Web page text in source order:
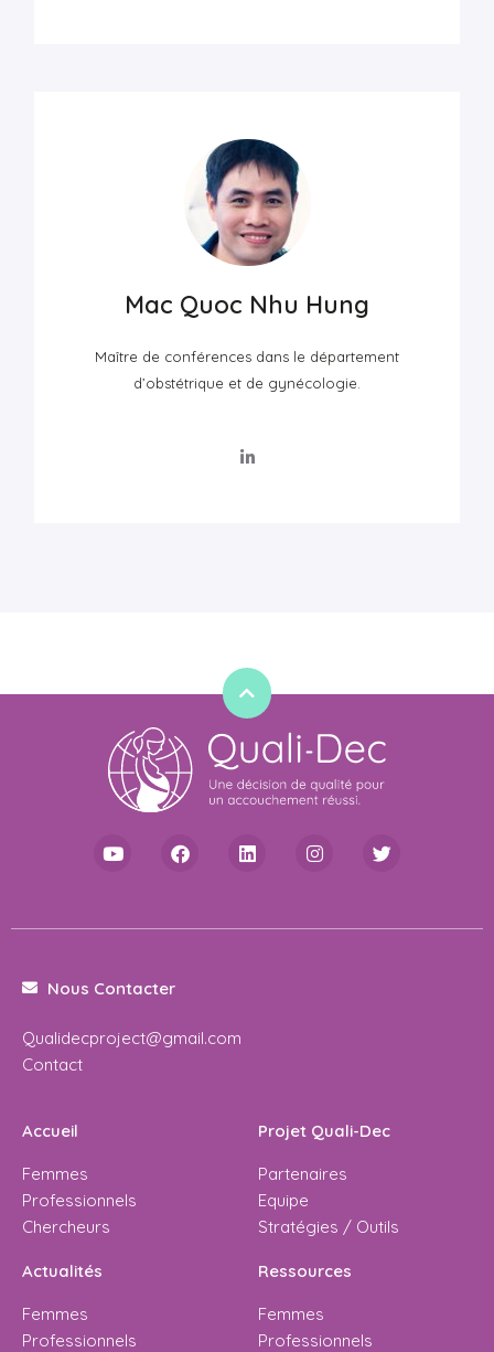
Mac Quoc Nhu Hung
Maître de conférences dans le département
d’obstétrique et de gynécologie.
Nous Contacter
Qualidecproject@gmail.com
Contact
Accueil
Femmes
Professionnels
Chercheurs
Projet Quali-Dec
Partenaires
Equipe
Stratégies / Outils
Actualités
Femmes
Professionnels
Ressources
Femmes
Professionnels